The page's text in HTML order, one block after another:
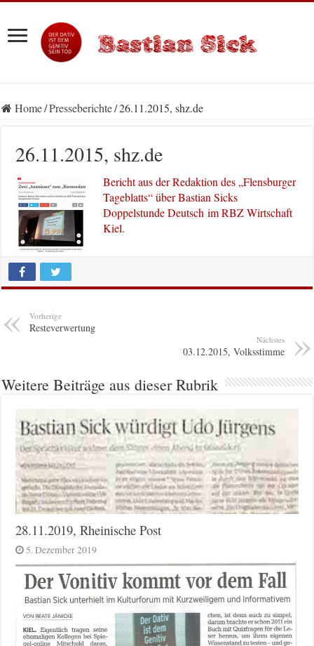
Home/Presseberichte/26.11.2015, shz.de
26.11.2015, shz.de
Bericht aus der Redaktion des „Flensburger
Tageblatts“ über Bastian Sicks
Doppelstunde Deutsch im RBZ Wirtschaft
Kiel.
Vorherige
Resteverwertung
Nächstes
03.12.2015, Volksstimme
Weitere Beiträge aus dieser Rubrik
28.11.2019, Rheinische Post
5. Dezember 2019